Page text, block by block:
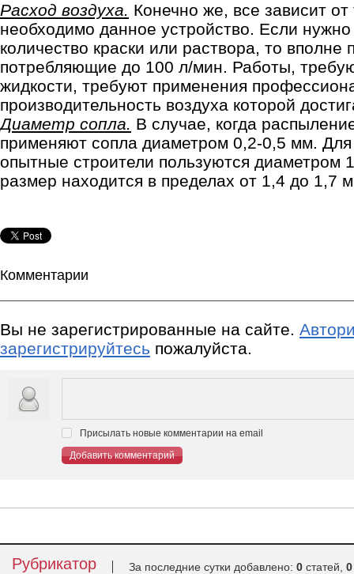
Расход воздуха. Конечно же, все зависит
необходимо данное устройство. Если
количество краски или раствора, то вполне
потребляющие до 100 л/мин. Работы,
жидкости, требуют применения
производительность воздуха которой
Диаметр сопла. В случае, когда
применяют сопла диаметром 0,2-0,5 мм.
опытные строители пользуются диаметром
размер находится в пределах от 1,4 до 1,7
Комментарии
Вы не зарегистрированные на сайте.
зарегистрируйтесь пожалуйста.
Присылать новые комментарии на email
Добавить комментарий
Рубрикатор За последние сутки добавлено: 0 статей, 0